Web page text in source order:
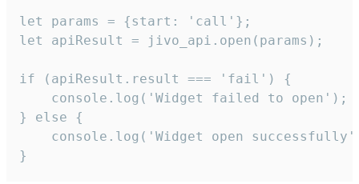
let params = {start: 'call'};
let apiResult = jivo_api.open(params);
if (apiResult.result === 'fail') {
    console.log('Widget failed to open');
} else {
console.log('Widget open
}